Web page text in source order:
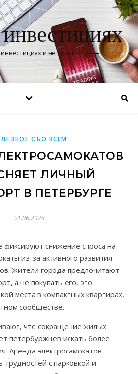
и не только
ОБО ВСЁМ
ЛИЧНЫЙ
В ПЕТЕРБУРГЕ
21.06.2025
фиксируют снижение спроса на
из-за активного развития
Жители города предпочитают
а не покупать его, это
места в компактных квартирах,
сообществе.
что сокращение жилых
петербуржцев искать более
Аренда электросамокатов
трудностей с парковкой и